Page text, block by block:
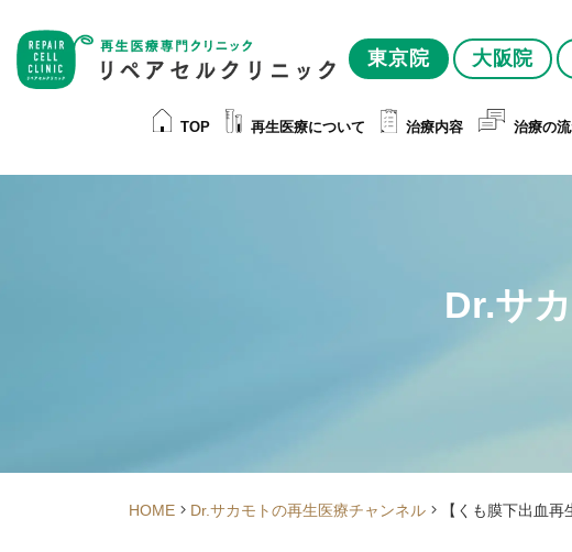
東京院 大阪院
TOP 再生医療について 治療内容 治療の
Dr.サ
HOME Dr.サカモトの再生医療チャンネル 【くも膜下出血